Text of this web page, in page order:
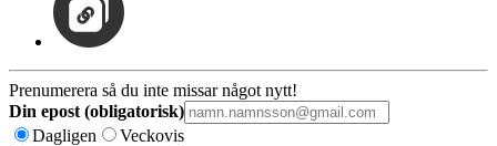
Prenumerera så du inte missar något nytt!
Din epost (obligatorisk)
Dagligen
Veckovis